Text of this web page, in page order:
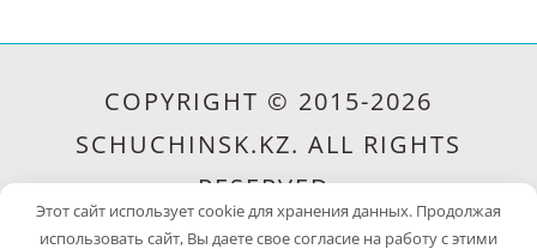
COPYRIGHT © 2015-2026
SCHUCHINSK.KZ. ALL RIGHTS
RESERVED.
Этот сайт использует cookie для хранения данных. Продолжая
использовать сайт, Вы даете свое согласие на работу с этими